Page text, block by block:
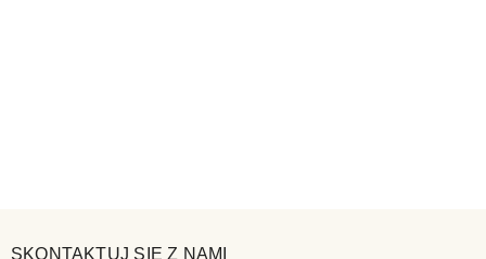
SKONTAKTUJ SIĘ Z NAMI